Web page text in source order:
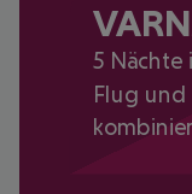
5 Nächte
Flug